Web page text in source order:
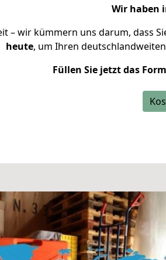
Wir haben
– wir kümmern uns darum, dass
heute, um Ihren
Füllen Sie jetzt das